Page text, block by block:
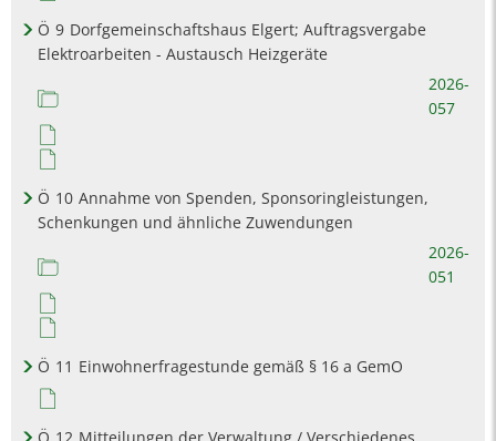
Ö 9 Dorfgemeinschaftshaus Elgert; Auftragsvergabe
Elektroarbeiten - Austausch Heizgeräte
2026-
057
Ö 10 Annahme von Spenden, Sponsoringleistungen,
Schenkungen und ähnliche Zuwendungen
2026-
051
Ö 11 Einwohnerfragestunde gemäß § 16 a GemO